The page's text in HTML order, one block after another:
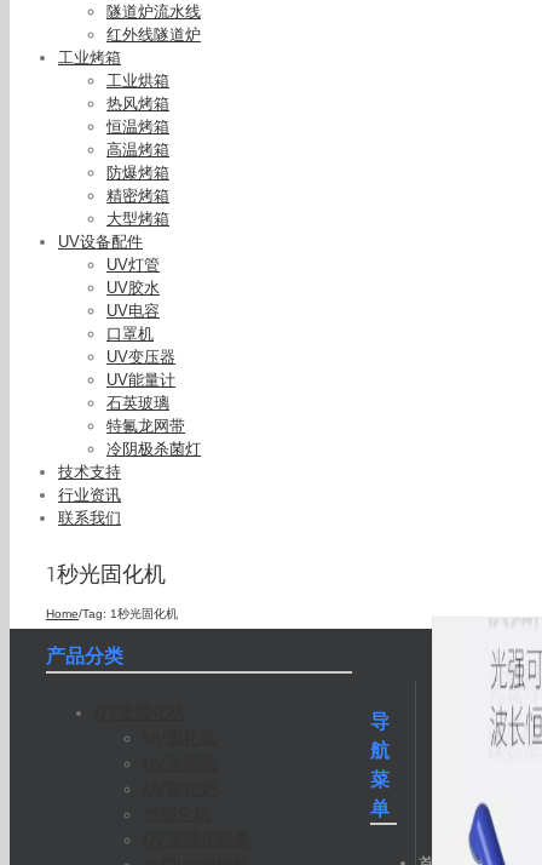
隧道炉流水线
红外线隧道炉
工业烤箱
工业烘箱
热风烤箱
恒温烤箱
高温烤箱
防爆烤箱
精密烤箱
大型烤箱
UV设备配件
UV灯管
UV胶水
UV电容
口罩机
UV变压器
UV能量计
石英玻璃
特氟龙网带
冷阴极杀菌灯
技术支持
行业资讯
联系我们
1秒光固化机
Home/Tag: 1秒光固化机
产品分类
导
航
菜
单